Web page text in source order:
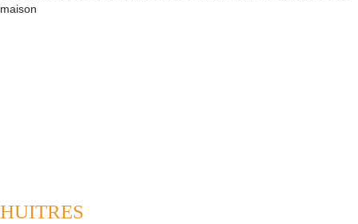
maison
HUITRES